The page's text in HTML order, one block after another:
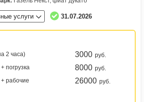
услуги 31.07.2026
2 часа)
3000 руб.
погрузка
8000 руб.
рабочие
26000 руб.